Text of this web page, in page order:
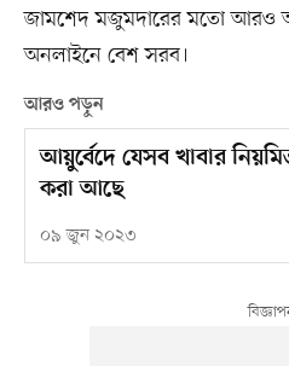
জামশেদ মজুমদারের মতো আরও
অনলাইনে বেশ সরব।
আরও পড়ুন
আয়ুর্বেদে যেসব খাবার
করা আছে
০৯ জুন ২০২৩